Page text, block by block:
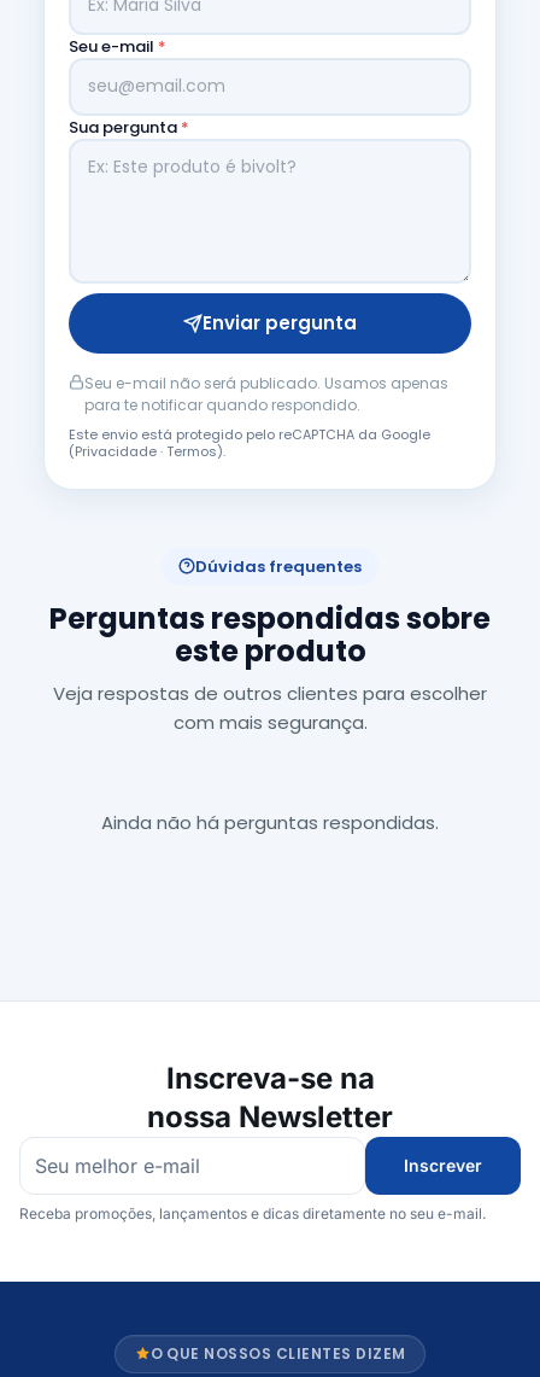
Seu e-mail *
Sua pergunta *
Enviar pergunta
Seu e-mail não será publicado. Usamos apenas
para te notificar quando respondido.
Este envio está protegido pelo reCAPTCHA da Google
(Privacidade·Termos).
Dúvidas frequentes
Perguntas respondidas sobre
este produto
Veja respostas de outros clientes para escolher
com mais segurança.
Ainda não há perguntas respondidas.
Inscreva-se na
nossa Newsletter
Inscrever
Receba promoções, lançamentos e dicas diretamente no seu e-mail.
O QUE NOSSOS CLIENTES DIZEM